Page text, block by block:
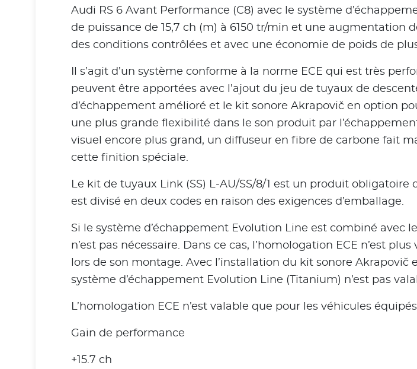
Audi RS 6 Avant Performance (C8) avec le système
de puissance de 15,7 ch (m) à 6150 tr/min et une augmentation
des conditions contrôlées et avec une économie de poids de
Il s’agit d’un système conforme à la norme ECE qui est très
peuvent être apportées avec l’ajout du jeu de tuyaux de
d’échappement amélioré et le kit sonore Akrapovič en option
une plus grande flexibilité dans le son produit par
visuel encore plus grand, un diffuseur en fibre de carbone fait
cette finition spéciale.
Le kit de tuyaux Link (SS) L-AU/SS/8/1 est un produit
est divisé en deux codes en raison des exigences d’emballage.
Si le système d’échappement Evolution Line est combiné avec
n’est pas nécessaire. Dans ce cas, l’homologation ECE n’est
lors de son montage. Avec l’installation du kit sonore Akrapovič
système d’échappement Evolution Line (Titanium) n’est pas
L’homologation ECE n’est valable que pour les véhicules
Gain de performance
+15.7 ch